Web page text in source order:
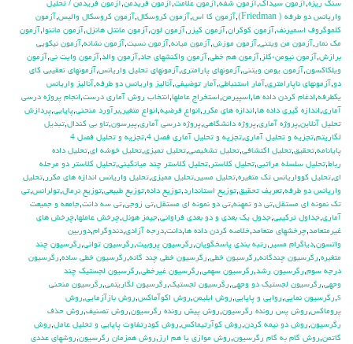
سنگ ريزه,آزمون سيداك,آزمون شفه,آزمون علامت,آزمون فريدمن,آزمون فريدمن / تحليل
واريانس دو طرفه ( Friedman)
,آزمون كا اس,آزمون كروسكال,آزمون كروسكال واليس,آزمون
كلموگروف اسميرنف,آزمون كوكران,آزمون كيزر ,آزمون لون,آزمون مانتل هانزل,آزمون ماننوا,آزمون
مك نمار ,آزمون من ويتني,آزمون موزش,آزمون ميانه,آزمون نسبت,آزمون نشانه,آزمون نيكويي
برازش,آزمون نيومن-كلز ,آزمون هم خطي,آزمون واكنشهاي حاد,آزمون والد,آزمون وايت ني,آزمون
ويلكاكسون,آزمون يومن ويتني,آزمونهاي پارامتري,آزمونهاي تحليل واريانس,آزمونهاي تعقيبي كاي
دو,آزمونهاي ناپارامتري,آمار استنباطي,آمار توضيفي,آناليز واريانس دو طرفه,آناليز واريانس
يکطرفه,ادغام كردن داده ها,اسپيرمن,استخراج عاملها,انتخاب روش آماري درست,انجام پروژه درسي
آماري,اندازه گيري داده ها,اندازه هاي مكرر ,انواع فرضيه,انواع متغير ,برآورد منحني,پايايي,پردازش
تحليل آنلاين,پروژه آماري,پروژه دانشگاهي,پروژه درسي آماري,پيرسون,تاو بي کندال,تبديل
لگاريتم,تجزيه و تحليل آماري,تجزيه و تحليل آماري فصل 4 ,
تجزيه و تحليل فصل 4
پايانامه,تحقيق,تحليل اكتشافي,تحليل تشخيصي,تحليل تميزي,تحليل خوشه اي,تحليل داده
رباط,تحليل سلسله مراتبي,تحليل كلاستر ,تحليل كلاستر چند ميانگيني,تحليل كلاستر دو مرحله
اي,تحليل كوواريانس تك متغيره,تحليل مسير ,تحليل مميزي,تحليل واريانس اندازه هاي مكرر ,تحليل
واريانس دو طرفه,تعريف تحقيق,توزيع استاندارد,توزيع داده,توزيع طبيعي,توزيع نرمال,تولرانس,تي
تک نمونه اي مستقل,تي دو تمهنه,تي دو نمونه اي مستقل,تي زوجي,تي سه دانت,جامعه و جميعت
آماري,جداول تركيبي,جدول يك بعدي و دو بعدي فراواني,جيمز هوئل,چرخش عاملها,چرخش هاي
غيرمتعامد,چرخشهاي متعامد,خلاصه كردن داده ها,دانت,درجه آزادي,دندوگرام,دوربين
واتسون,دياگرام مسير ,رتبه بندي پاسخگويان,رگرسيون پروبيت,رگرسيون تواني,رگرسيون چند
متغيره,رگرسيون چندگانه,رگرسيون خطي,رگرسيون خطي چند گانه,رگرسيون خطي ساده,رگرسيون
درجه سوم,رگرسيون رشد,رگرسيون سهمي,رگرسيون غيرخطي,رگرسيون لجستيك چند
وجهي,رگرسيون لجستيك دو وجهي,رگرسيون لجستيک,رگرسيون لگاريتمي,رگرسيون منحني
s
,رگرسيون نمايي,روايي و پايايي,روش ابليمن,روش اكوآماكس,روش بازآزمايي,روش
پروماكس,روش پس رونده رگرسيون,روش پيش رونده رگرسيون,روش تصنيف,روش حذف
رگرسيون,روش دو نيمه كردن,روش كوآرتيماكس,روش كودرتفاوت پايايي و تحليل عامل,روش
گاتمن,روش گام به گام رگرسيون,روش موازي يا هم ارز ,روش همزمان رگرسيون,روشهاي عددي